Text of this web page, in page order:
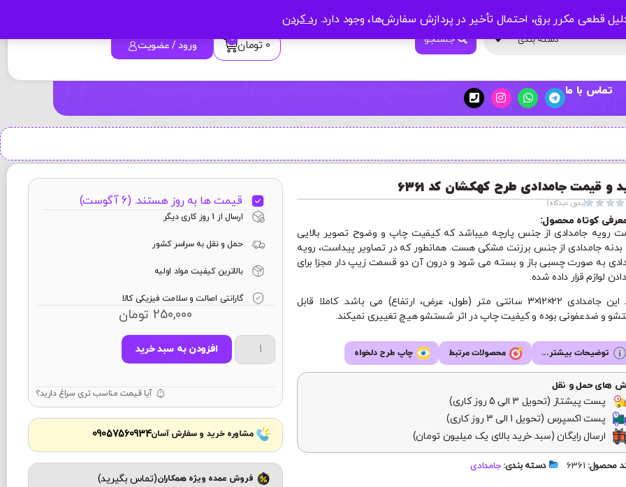
قطعی مکرر برق، احتمال تأخیر در پردازش سفارش‌ها، وجود دارد. رد کردن
دسته بندی جستجو 0 تومان 0 ورود / عضویت
تماس با ما
و قیمت جامدادی طرح کهکشان کد 6361



(بدون دیدگاه)
کوتاه محصول:
رویه جامدادی از جنس پارچه میباشد که کیفیت چاپ و وضوح تصویر بالایی
بدنه جامدادی از جنس برزنت مشکی هست. همانطور که در تصاویر پیداست، رویه
به صورت چسبی باز و بسته می شود و درون آن دو قسمت زیپ دار مجزا برای
دادن لوازم قرار داده شده.
ابعاد این جامدادی 22×12×3 سانتی متر (طول، عرض، ارتفاع) می باشد. کاملا قابل
و ضدعفونی بوده و کیفیت چاپ در اثر شستشو هیچ تغییری نمیکند.
توضیحات بیشتر... محصولات مرتبط چاپ طرح دلخواه
های حمل و نقل
پست پیشتاز (تحویل 3 الی 5 روز کاری)
پست اکسپرس (تحویل 1 الی 3 روز کاری)
ارسال رایگان (سبد خرید بالای یک میلیون تومان)
محصول: 6361 دسته بندی: جامدادی
قیمت ها به روز هستند. (6 آگوست)
ارسال از 1 روز کاری دیگر
حمل و نقل به سراسر کشور
بالاترین کیفیت مواد اولیه
گارانتی اصالت و سلامت فیزیکی کالا
250,000 تومان
افزودن به سبد خرید
آیا قیمت مناسب تری سراغ دارید؟
مشاوره خرید و سفارش آسان09057560934
فروش عمده ویژه همکاران(تماس بگیرید)